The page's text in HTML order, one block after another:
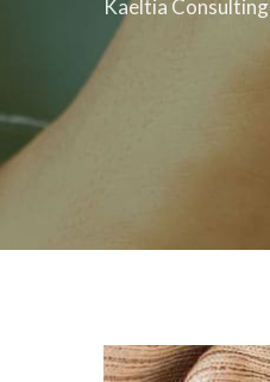
Kaeltia Consulting